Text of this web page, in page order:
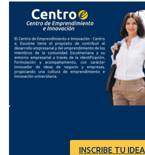
INSCRIBE TU IDEA